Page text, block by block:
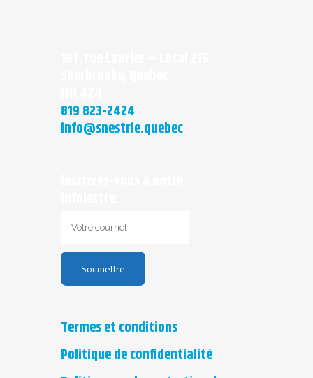
819 823-2424
info@snestrie.quebec
Termes et conditions
Politique de confidentialité